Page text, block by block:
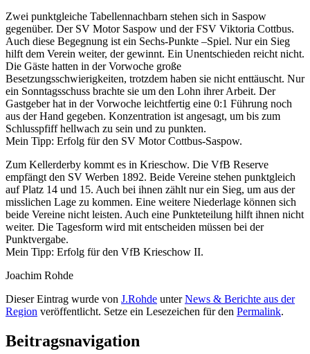
Zwei punktgleiche Tabellennachbarn stehen sich in Saspow
gegenüber. Der SV Motor Saspow und der FSV Viktoria Cottbus.
Auch diese Begegnung ist ein Sechs-Punkte –Spiel. Nur ein Sieg
hilft dem Verein weiter, der gewinnt. Ein Unentschieden reicht nicht.
Die Gäste hatten in der Vorwoche große
Besetzungsschwierigkeiten, trotzdem haben sie nicht enttäuscht. Nur
ein Sonntagsschuss brachte sie um den Lohn ihrer Arbeit. Der
Gastgeber hat in der Vorwoche leichtfertig eine 0:1 Führung noch
aus der Hand gegeben. Konzentration ist angesagt, um bis zum
Schlusspfiff hellwach zu sein und zu punkten.
Mein Tipp: Erfolg für den SV Motor Cottbus-Saspow.
Zum Kellerderby kommt es in Krieschow. Die VfB Reserve
empfängt den SV Werben 1892. Beide Vereine stehen punktgleich
auf Platz 14 und 15. Auch bei ihnen zählt nur ein Sieg, um aus der
misslichen Lage zu kommen. Eine weitere Niederlage können sich
beide Vereine nicht leisten. Auch eine Punkteteilung hilft ihnen nicht
weiter. Die Tagesform wird mit entscheiden müssen bei der
Punktvergabe.
Mein Tipp: Erfolg für den VfB Krieschow II.
Joachim Rohde
Dieser Eintrag wurde von J.Rohde unterNews & Berichte aus der
Region veröffentlicht. Setze ein Lesezeichen für den Permalink.
Beitragsnavigation